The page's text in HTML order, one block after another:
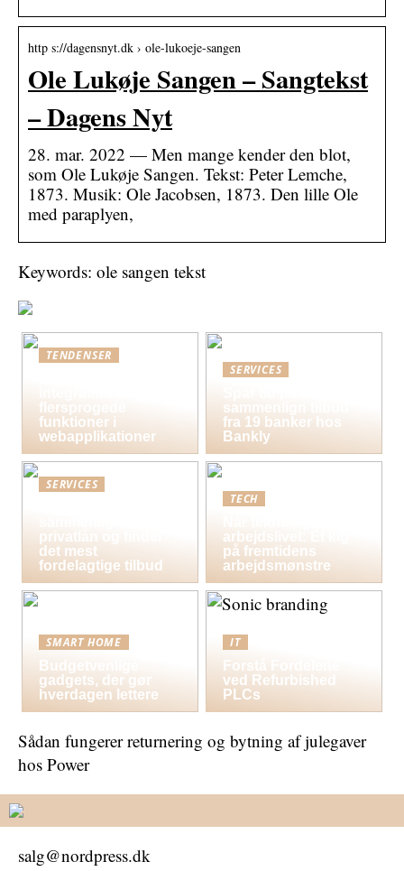
http s://dagensnyt.dk › ole-lukoeje-sangen
Ole Lukøje Sangen – Sangtekst
– Dagens Nyt
28. mar. 2022 — Men mange kender den blot,
som Ole Lukøje Sangen. Tekst: Peter Lemche,
1873. Musik: Ole Jacobsen, 1873. Den lille Ole
med paraplyen,
Keywords: ole sangen tekst
TENDENSER
flersprogede
funktioner i
webapplikationer
SERVICES
sammenlign tilbud
fra 19 banker hos
Bankly
SERVICES
privatlån og finder
det mest
fordelagtige tilbud
TECH
arbejdslivet: Et kig
på fremtidens
arbejdsmønstre
SMART HOME
Budgetvenlige
gadgets, der gør
hverdagen lettere
IT
Forstå Fordelene
ved Refurbished
PLCs
Sådan fungerer returnering og bytning af julegaver
hos Power
salg@nordpress.dk